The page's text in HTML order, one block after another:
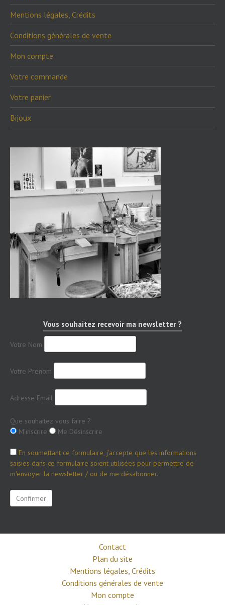
Mentions légales, Crédits
Conditions générales de vente
Mon compte
Votre commande
Votre panier
Bijoux
Vous souhaitez recevoir ma newsletter ?
Votre Nom
Votre Prénom
Adresse Email
Que souhaitez vous faire ?
M'inscrire
Me Désinscrire
En soumettant ce formulaire, j'accepte que les informations
saisies dans ce formulaire soient utilisées pour permettre de
m'envoyer la newsletter / ou de me désabonner.
Contact
Plan du site
Mentions légales, Crédits
Conditions générales de vente
Mon compte